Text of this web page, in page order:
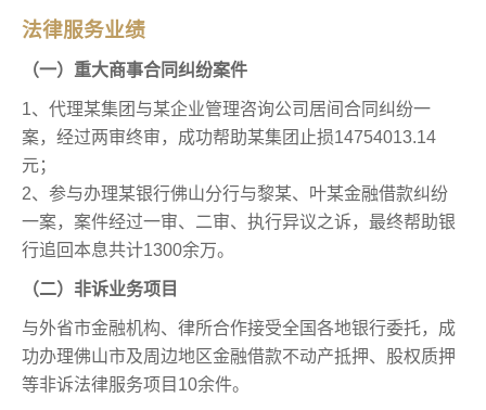
法律服务业绩
（一）重大商事合同纠纷案件
1、代理某集团与某企业管理咨询公司居间合同纠纷一
案，经过两审终审，成功帮助某集团止损14754013.14
元；
2、参与办理某银行佛山分行与黎某、叶某金融借款纠纷
一案，案件经过一审、二审、执行异议之诉，最终帮助银
行追回本息共计1300余万。
（二）非诉业务项目
与外省市金融机构、律所合作接受全国各地银行委托，成
功办理佛山市及周边地区金融借款不动产抵押、股权质押
等非诉法律服务项目10余件。